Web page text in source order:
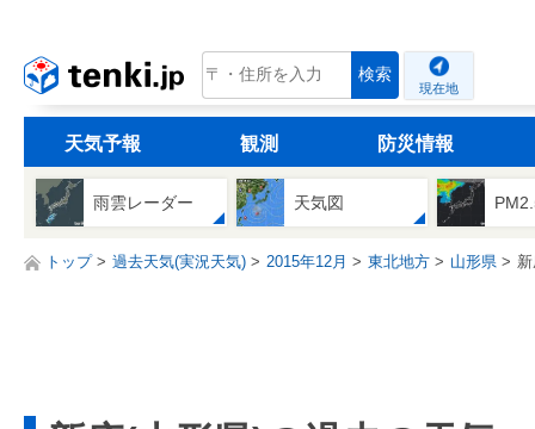
tenki.jp 検索
現在地
天気予報 観測 防災情報
雨雲レーダー 天気図
トップ 過去天気(実況天気) 2015年12月 東北地方 山形県